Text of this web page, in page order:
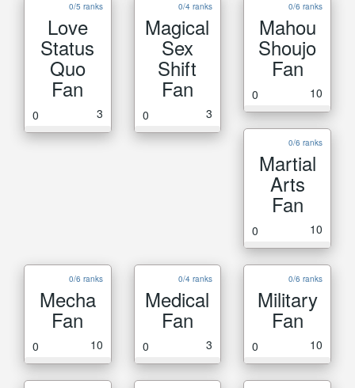
0/5 ranks
Love
Status
Quo
Fan
0 3
0/4 ranks
Magical
Sex
Shift
Fan
0 3
0/6 ranks
Mahou
Shoujo
Fan
0 10
0/6 ranks
Martial
Arts
Fan
0 10
0/6 ranks
Mecha
Fan
0 10
0/4 ranks
Medical
Fan
0 3
0/6 ranks
Military
Fan
0 10